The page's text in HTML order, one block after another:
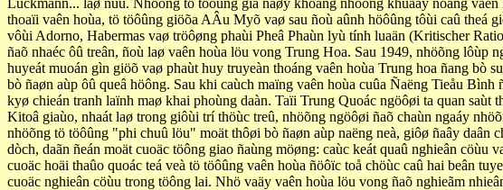
Luckmann... laø ñuû. Nhöõng tö töôûng gia naøy khoâng nhöõng khuaáy ñoäng
thoaïi vaên hoùa, tö töôûng giöõa AÂu Myõ vaø sau ñoù aûnh höôûng tôùi caû theá
vôùi Adorno, Habermas vaø tröôøng phaùi Pheâ Phaùn lyù tính luaän (Kritischer
ñaõ nhaéc ôû treân, ñoù laø vaên hoùa löu vong Trung Hoa. Sau 1949, nhöõng lôùp
huyeát muoán gìn giöõ vaø phaùt huy truyeàn thoáng vaên hoùa Trung hoa ñang
bò ñaøn aùp ôû queâ höông. Sau khi caùch maïng vaên hoùa cuûa Ñaëng Tieåu
kyø chieán tranh laïnh maø khai phoùng daàn. Taïi Trung Quoác ngöôøi ta quan
Kitoâ giaùo, nhaát laø trong giôùi trí thöùc treû, nhöõng ngöôøi ñaõ chaùn ngaáy
nhöõng tö töôûng "phi chuû löu" moät thôøi bò ñaøn aùp naëng neà, giôø ñaây
dòch, daãn ñeán moät cuoäc töông giao ñaùng möøng: caùc keát quaû nghieân
cuoäc hoäi thaûo quoác teá veà tö töôûng vaên hoùa ñöôïc toå chöùc caû hai beân
cuoäc nghieân cöùu trong töông lai. Nhö vaäy vaên hoùa löu vong ñaõ nghieãm